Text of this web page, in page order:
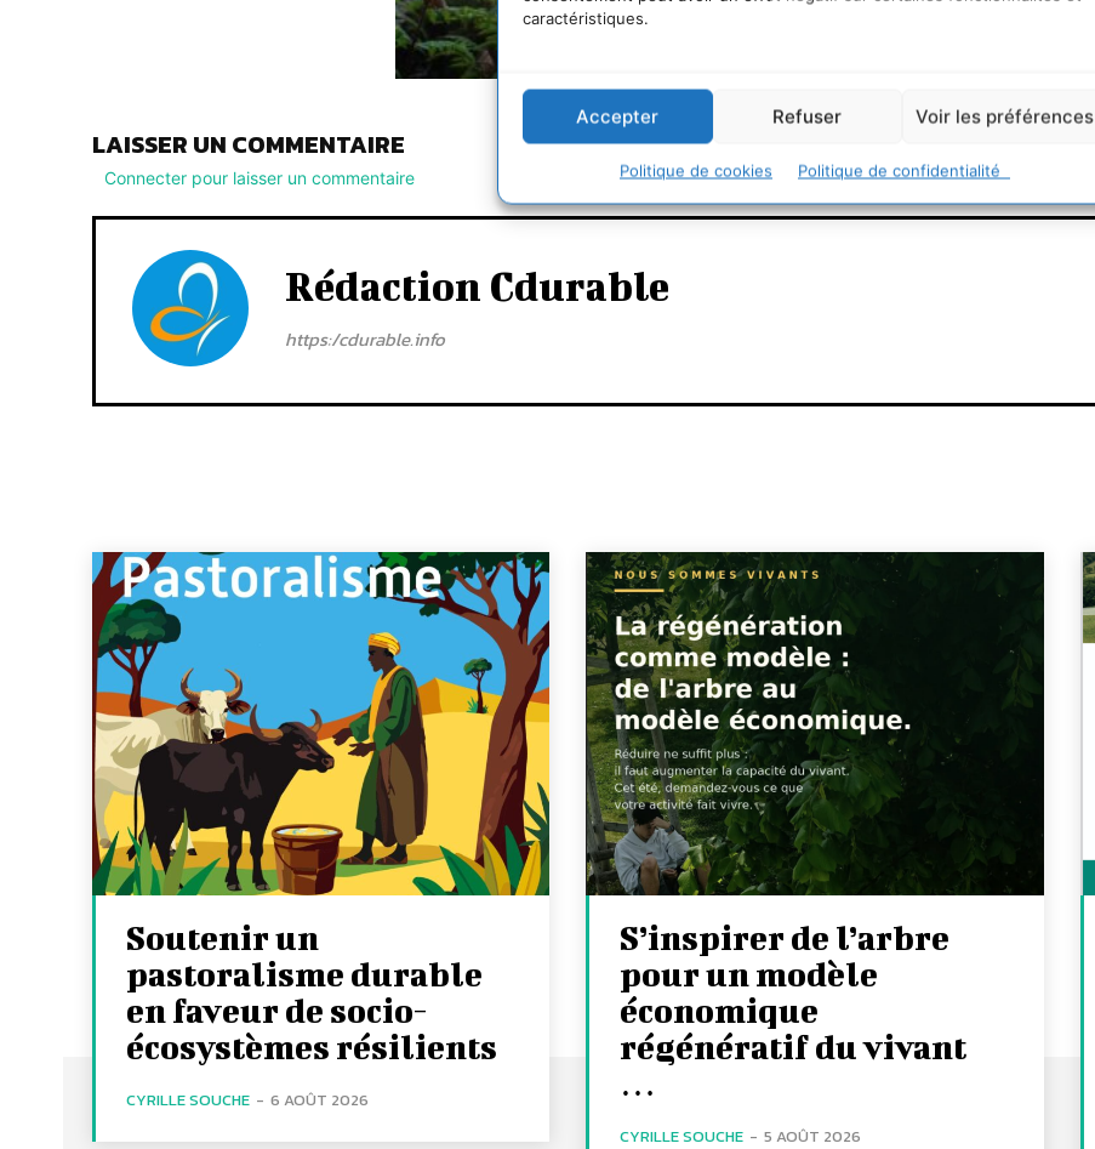
caractéristiques.
Accepter Refuser Voir les préférences
Politique de cookies Politique de confidentialité
LAISSER UN COMMENTAIRE
Connecter pour laisser un commentaire
Rédaction Cdurable
https:/cdurable.info
Soutenir un
pastoralisme durable
en faveur de socio-
écosystèmes résilients
CYRILLE SOUCHE - 6 AOÛT 2026
S’inspirer de l’arbre
pour un modèle
économique
régénératif du vivant
…
CYRILLE SOUCHE - 5 AOÛT 2026